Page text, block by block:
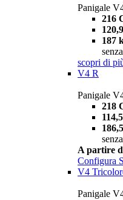
Panigale
216
187
scopri di
V4 R
Panigale
218
A partire
Configura
V4
Panigale